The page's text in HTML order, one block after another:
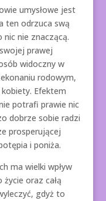
umysłowe jest
ten odrzuca swą
nic nie znaczącą.
prawej
widoczny w
rodowym,
Efektem
potrafi prawie nic
dobrze sobie radzi
prosperującej
i poniża.
ma wielki wpływ
oraz całą
gdyż to